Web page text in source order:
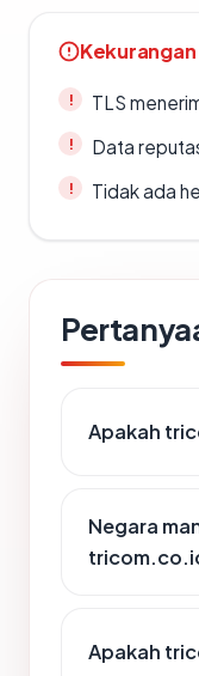
Kekurangan
TLS
Data
Tidak ada
Apakah
Negara
Apakah